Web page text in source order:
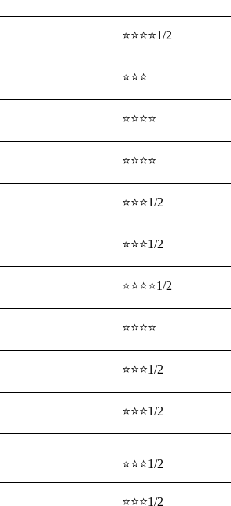
⭐⭐⭐⭐1/2
⭐⭐⭐
⭐⭐⭐⭐
⭐⭐⭐⭐
⭐⭐⭐1/2
⭐⭐⭐1/2
⭐⭐⭐⭐1/2
⭐⭐⭐⭐
⭐⭐⭐1/2
⭐⭐⭐1/2
⭐⭐⭐1/2
⭐⭐⭐1/2